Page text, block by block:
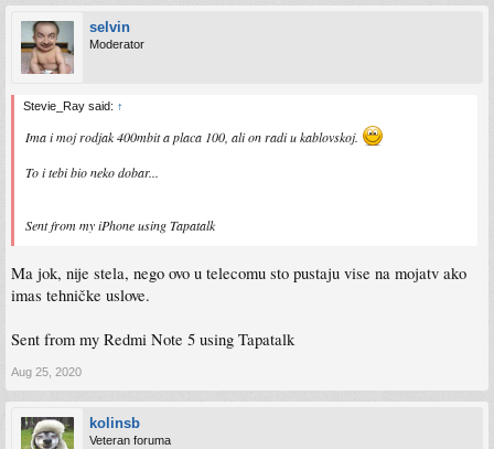
selvin
Moderator
Stevie_Ray said: ↑
Ima i moj rodjak 400mbit a placa 100, ali on radi u kablovskoj.
To i tebi bio neko dobar...
Sent from my iPhone using Tapatalk
Ma jok, nije stela, nego ovo u telecomu sto pustaju vise na mojatv ako
imas tehničke uslove.
Sent from my Redmi Note 5 using Tapatalk
Aug 25, 2020
kolinsb
Veteran foruma